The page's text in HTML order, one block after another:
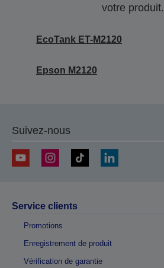
votre produit.
EcoTank ET-M2120
Epson M2120
Suivez-nous
Service clients
Promotions
Enregistrement de produit
Vérification de garantie